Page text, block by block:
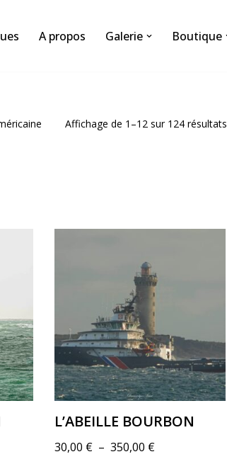
A propos Galerie Boutique
Affichage de 1–12 sur 124 résultats
L’ABEILLE BOURBON
30,00 € – 350,00 €